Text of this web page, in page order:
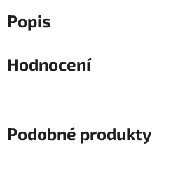
Popis
Hodnocení
Podobné produkty